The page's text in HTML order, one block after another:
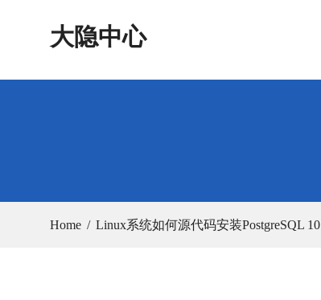
大隐中心
Home Linux系统如何源代码安装PostgreSQL 10